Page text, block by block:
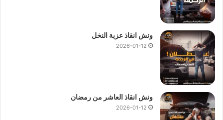
ونش انقاذ عزبة النخل
2026-01-12
ونش انقاذ العاشر من رمضان
2026-01-12